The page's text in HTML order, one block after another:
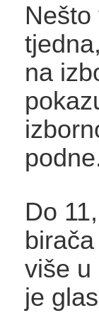
na
Do
više u
je